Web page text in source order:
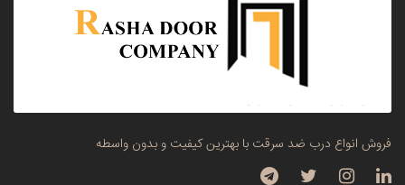
فروش انواع درب ضد سرقت با بهترین کیفیت و بدون واسطه